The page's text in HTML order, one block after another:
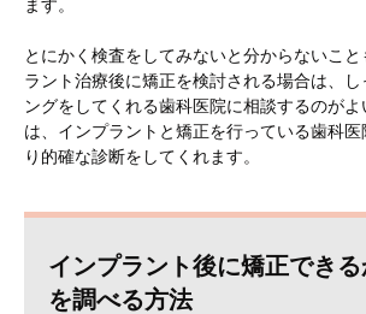
ます。
とにかく検査をしてみないと分からないこ
ラント治療後に矯正を検討される場合は、し
ングをしてくれる歯科医院に相談するのが
は、インプラントと矯正を行っている歯科医
り的確な診断をしてくれます。
インプラント後に矯正でき
を調べる方法